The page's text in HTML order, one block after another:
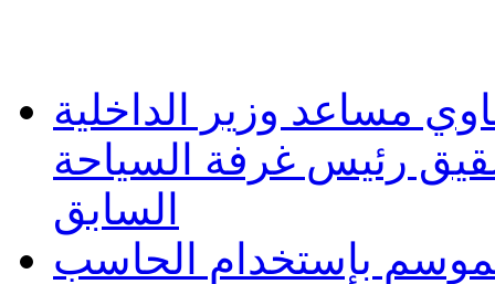
مساعد وزير الداخلية
رئيس غرفة السياحة
السابق
بإستخدام الحاسب